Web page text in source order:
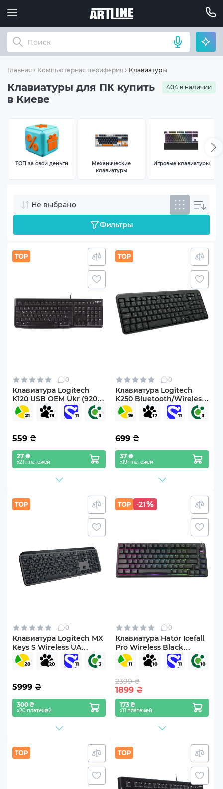
Главная Компьютерная периферия Клавиатуры
Клавиатуры для ПК купить
в Киеве
404 в наличии
ТОП за свои деньги
Механические
клавиатуры
Игровые клавиатуры
Не выбрано
Фильтры
0
Клавиатура Logitech
K120 USB OEM Ukr (920-
002643)
559 ₴
27 ₴
х21 платежей
0
Клавиатура Logitech
K250 Bluetooth/Wireless
UA Graphite (920-013822)
699 ₴
37 ₴
х19 платежей
0
Клавиатура Logitech MX
Keys S Wireless UA
Graphite (920-011593)
5999 ₴
300 ₴
х20 платежей
-21
0
Клавиатура Hator Icefall
Pro Wireless Black
(HTK450UA)
2399 ₴
1899 ₴
173 ₴
х11 платежей